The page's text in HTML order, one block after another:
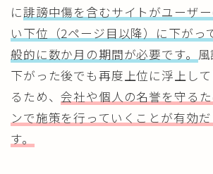
に誹謗中傷を含むサイトがユーザ
い下位（2ページ目以降）に下がっ
般的に数か月の期間が必要です。
下がった後でも再度上位に浮上し
るため、会社や個人の名誉を守る
ンで施策を行っていくことが有効
す。